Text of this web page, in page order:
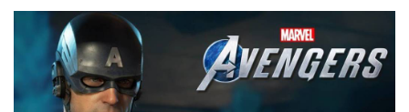
教學評測
EduTech
IT Times